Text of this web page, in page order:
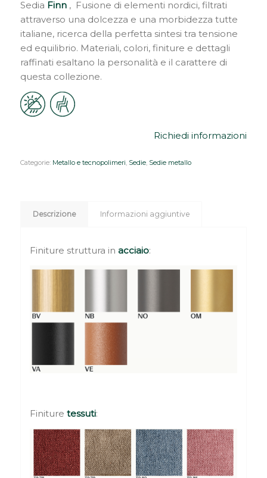
Sedia Finn , Fusione di elementi nordici, filtrati
attraverso una dolcezza e una morbidezza tutte
italiane, ricerca della perfetta sintesi tra tensione
ed equilibrio. Materiali, colori, finiture e dettagli
raffinati esaltano la personalità e il carattere di
questa collezione.
Richiedi informazioni
Categorie: Metallo e tecnopolimeri Sedie, Sedie metallo
Descrizione Informazioni aggiuntive
Finiture struttura in acciaio:
Finiture tessuti: